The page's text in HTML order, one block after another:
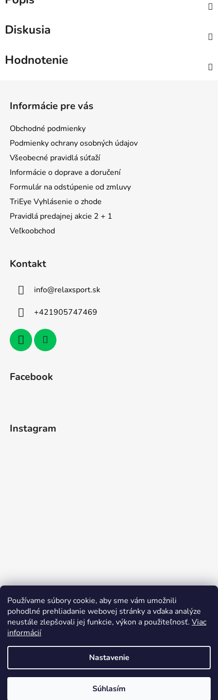
Používame súbory cookie, aby sme vám umožnili
pohodlné prehliadanie webovej stránky a vďaka analýze
neustále zlepšovali jej funkcie, výkon a použiteľnosť. Viac
informácií
Nastavenie
Súhlasím
Diskusia
Hodnotenie
Informácie pre vás
Obchodné podmienky
Podmienky ochrany osobných údajov
Všeobecné pravidlá súťaží
Informácie o doprave a doručení
Formulár na odstúpenie od zmluvy
TriEye Vyhlásenie o zhode
Pravidlá predajnej akcie 2 + 1
Veľkoobchod
Kontakt
info@relaxsport.sk
+421905747469
Facebook
Instagram
Sledovať na Instagrame
Vytvoril Shoptet